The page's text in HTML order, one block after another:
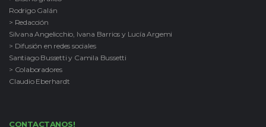
Rodrigo Galán
> Redacción
Silvana Angelicchio, Ivana Barrios y Lucía Argemi
> Difusión en redes sociales
Santiago Bussetti y Camila Bussetti
> Colaboradores
Claudio Eberhardt
CONTACTANOS!